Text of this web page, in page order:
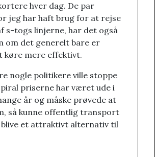
hver dag. De par
jeg har haft brug for at rejse
s-togs linjerne, har det også
om det generelt bare er
køre mere effektivt.
nogle politikere ville stoppe
priserne har været ude i
år og måske prøvede at
så kunne offentlig transport
et attraktivt alternativ til